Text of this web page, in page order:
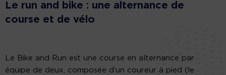
Le run and bike : une alternance de
course et de vélo
Le Bike and Run est une course en alternance par
équipe de deux, composée d’un coureur à pied (le